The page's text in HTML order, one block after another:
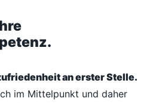
an erster Stelle.
im Mittelpunkt und daher